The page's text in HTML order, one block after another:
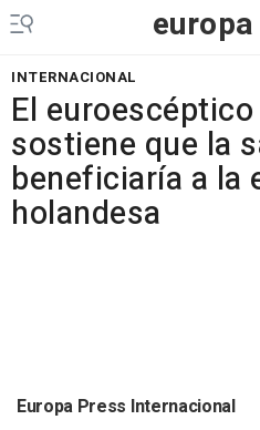
europa
INTERNACIONAL
El
sostiene que la
beneficiaría a la
holandesa
Europa Press Internacional